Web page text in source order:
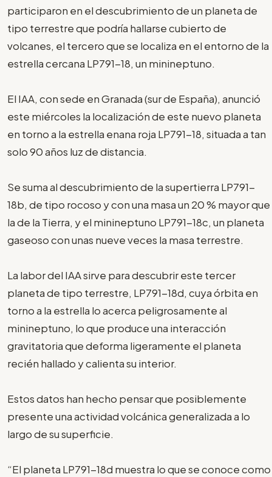
participaron en el descubrimiento de un planeta de
tipo terrestre que podría hallarse cubierto de
volcanes, el tercero que se localiza en el entorno de la
estrella cercana LP791-18, un minineptuno.
El IAA, con sede en Granada (sur de España), anunció
este miércoles la localización de este nuevo planeta
en torno a la estrella enana roja LP791-18, situada a tan
solo 90 años luz de distancia.
Se suma al descubrimiento de la supertierra LP791-
18b, de tipo rocoso y con una masa un 20 % mayor que
la de la Tierra, y el minineptuno LP791-18c, un planeta
gaseoso con unas nueve veces la masa terrestre.
La labor del IAA sirve para descubrir este tercer
planeta de tipo terrestre, LP791-18d, cuya órbita en
torno a la estrella lo acerca peligrosamente al
minineptuno, lo que produce una interacción
gravitatoria que deforma ligeramente el planeta
recién hallado y calienta su interior.
Estos datos han hecho pensar que posiblemente
presente una actividad volcánica generalizada a lo
largo de su superficie.
“El planeta LP791-18d muestra lo que se conoce como